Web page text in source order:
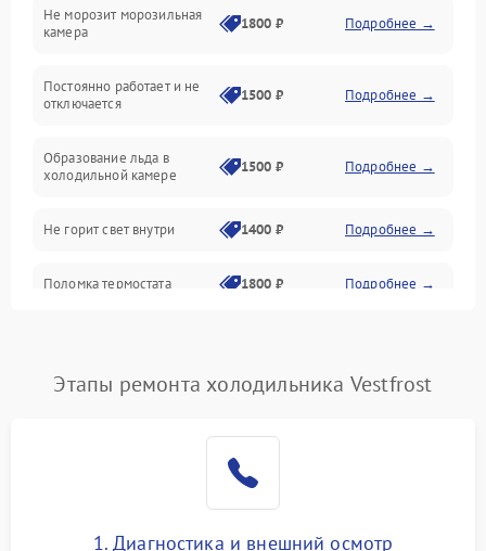
Дренаж
Не морозит морозильная
камера
1800 ₽ Подробнее →
Постоянно работает и не
отключается
1500 ₽ Подробнее →
Образование льда в
холодильной камере
1500 ₽ Подробнее →
Не горит свет внутри 1400 ₽ Подробнее →
Поломка термостата 1800 ₽ Подробнее →
Поломка системы No Frost 2600 ₽ Подробнее →
Этапы ремонта холодильника Vestfrost
1. Диагностика и внешний осмотр